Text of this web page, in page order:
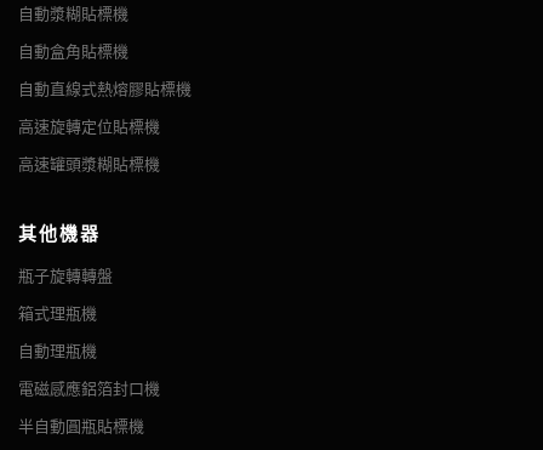
自動漿糊貼標機
自動盒角貼標機
自動直線式熱熔膠貼標機
高速旋轉定位貼標機
高速罐頭漿糊貼標機
其他機器
瓶子旋轉轉盤
箱式理瓶機
自動理瓶機
電磁感應鋁箔封口機
半自動圓瓶貼標機